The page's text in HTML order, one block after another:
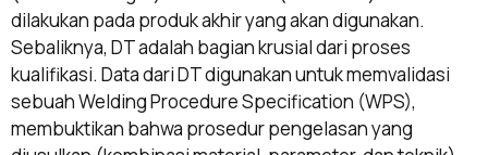
dilakukan pada produk akhir yang akan digunakan.
Sebaliknya, DT adalah bagian krusial dari proses
kualifikasi. Data dari DT digunakan untuk memvalidasi
sebuah Welding Procedure Specification (WPS),
membuktikan bahwa prosedur pengelasan yang